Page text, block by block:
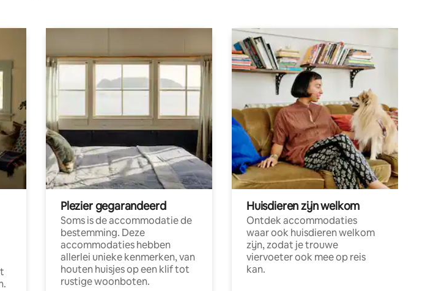
Plezier gegarandeerd
Soms is de accommodatie de
bestemming. Deze
accommodaties hebben
allerlei unieke kenmerken, van
houten huisjes op een klif tot
rustige woonboten.
Huisdieren zijn welkom
Ontdek accommodaties
waar ook huisdieren welkom
zijn, zodat je trouwe
viervoeter ook mee op reis
kan.